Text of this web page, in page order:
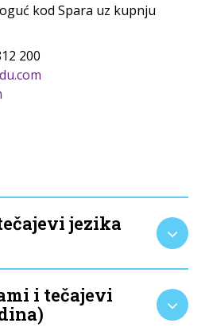
kod Spara uz kupnju
200
jezika
i tečajevi